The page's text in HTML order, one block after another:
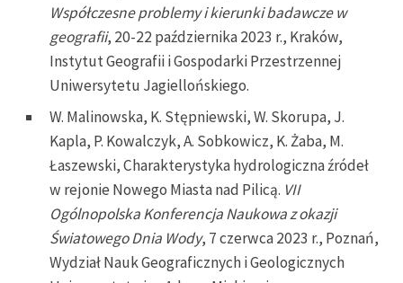
Współczesne problemy i kierunki badawcze w
geografii, 20-22 października 2023 r., Kraków,
Instytut Geografii i Gospodarki Przestrzennej
Uniwersytetu Jagiellońskiego.
W. Malinowska, K. Stępniewski, W. Skorupa, J.
Kapla, P. Kowalczyk, A. Sobkowicz, K. Żaba, M.
Łaszewski, Charakterystyka hydrologiczna źródeł
w rejonie Nowego Miasta nad Pilicą. VII
Ogólnopolska Konferencja Naukowa z okazji
Światowego Dnia Wody, 7 czerwca 2023 r., Poznań,
Wydział Nauk Geograficznych i Geologicznych